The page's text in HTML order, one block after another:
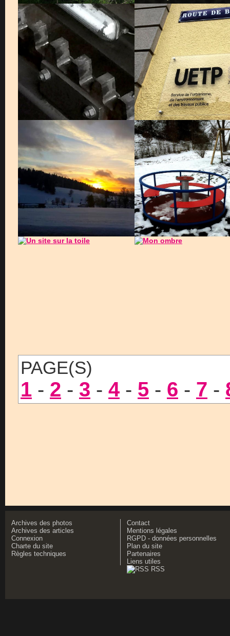
PAGE(S)
1 - 2 - 3 - 4 - 5 - 6 - 7 -
Archives des photos
Archives des articles
Connexion
Charte du site
Règles techniques
Contact
Mentions légales
RGPD - données personnelles
Plan du site
Partenaires
Liens utiles
RSS